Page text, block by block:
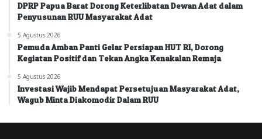
DPRP Papua Barat Dorong Keterlibatan Dewan Adat dalam
Penyusunan RUU Masyarakat Adat
5 Agustus 2026
Pemuda Amban Panti Gelar Persiapan HUT RI, Dorong
Kegiatan Positif dan Tekan Angka Kenakalan Remaja
5 Agustus 2026
Investasi Wajib Mendapat Persetujuan Masyarakat Adat,
Wagub Minta Diakomodir Dalam RUU